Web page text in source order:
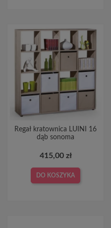
Regał kratownica LUINI 16
dąb sonoma
415,00 zł
DO KOSZYKA